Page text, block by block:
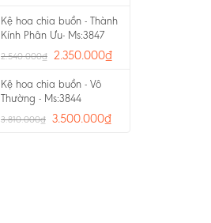
Kệ hoa chia buồn - Thành
Kính Phân Ưu- Ms:3847
2.540.000₫ 2.350.000₫
Kệ hoa chia buồn - Vô
Thường - Ms:3844
3.810.000₫ 3.500.000₫